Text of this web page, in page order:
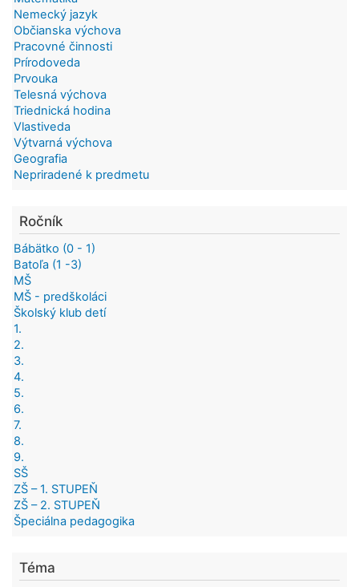
Nemecký jazyk
Občianska výchova
Pracovné činnosti
Prírodoveda
Prvouka
Telesná výchova
Triednická hodina
Vlastiveda
Výtvarná výchova
Geografia
Nepriradené k predmetu
Ročník
Bábätko (0 - 1)
Batoľa (1 -3)
MŠ
MŠ - predškoláci
Školský klub detí
1.
2.
3.
4.
5.
6.
7.
8.
9.
SŠ
ZŠ – 1. STUPEŇ
ZŠ – 2. STUPEŇ
Špeciálna pedagogika
Téma